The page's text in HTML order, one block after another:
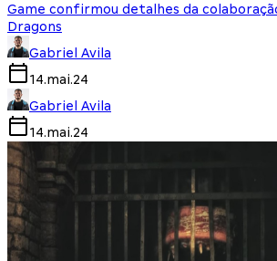
Game confirmou detalhes da
Dragons
Gabriel Avila
14.mai.24
Gabriel Avila
14.mai.24